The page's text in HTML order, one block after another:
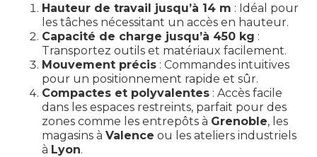
Hauteur de travail jusqu’à 14 m : Idéal pour
les tâches nécessitant un accès en hauteur.
Capacité de charge jusqu’à 450 kg :
Transportez outils et matériaux facilement.
Mouvement précis : Commandes intuitives
pour un positionnement rapide et sûr.
Compactes et polyvalentes : Accès facile
dans les espaces restreints, parfait pour des
zones comme les entrepôts à Grenoble, les
magasins à Valence ou les ateliers industriels
à Lyon.